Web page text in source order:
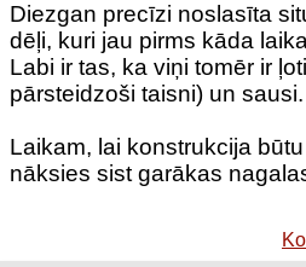
Diezgan precīzi noslasīta
dēļi, kuri jau pirms kāda
Labi ir tas, ka viņi tomēr ir
pārsteidzoši taisni) un sausi.
Laikam, lai konstrukcija
nāksies sist garākas